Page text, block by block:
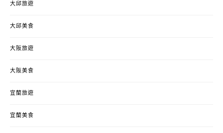
大邱旅遊
大邱美食
大阪旅遊
大阪美食
宜蘭旅遊
宜蘭美食